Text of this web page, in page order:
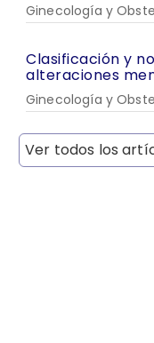
Ginecología y
Clasificación y
alteraciones
Ginecología y
Ver todos los